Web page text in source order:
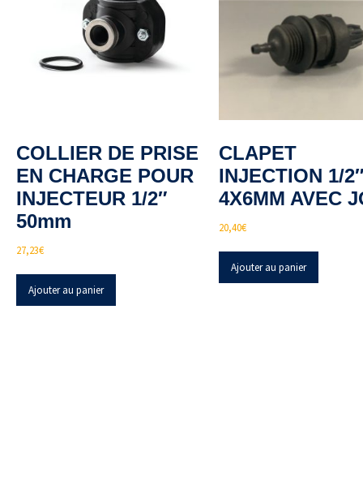
COLLIER DE PRISE
EN CHARGE POUR
INJECTEUR 1/2″
50mm
27,23€
Ajouter au panier
CLAPET
INJECTION 1/
4X6MM AVEC
20,40€
Ajouter au panier